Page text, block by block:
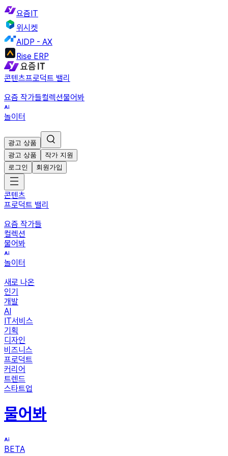
요즘IT
위시켓
AIDP - AX
Rise ERP
콘텐츠프로덕트 밸리
요즘 작가들컬렉션물어봐
놀이터
광고 상품
광고 상품
작가 지원
로그인
회원가입
콘텐츠
프로덕트 밸리
요즘 작가들
컬렉션
물어봐
놀이터
새로 나온
인기
개발
AI
IT서비스
기획
디자인
비즈니스
프로덕트
커리어
트렌드
스타트업
물어봐
BETA